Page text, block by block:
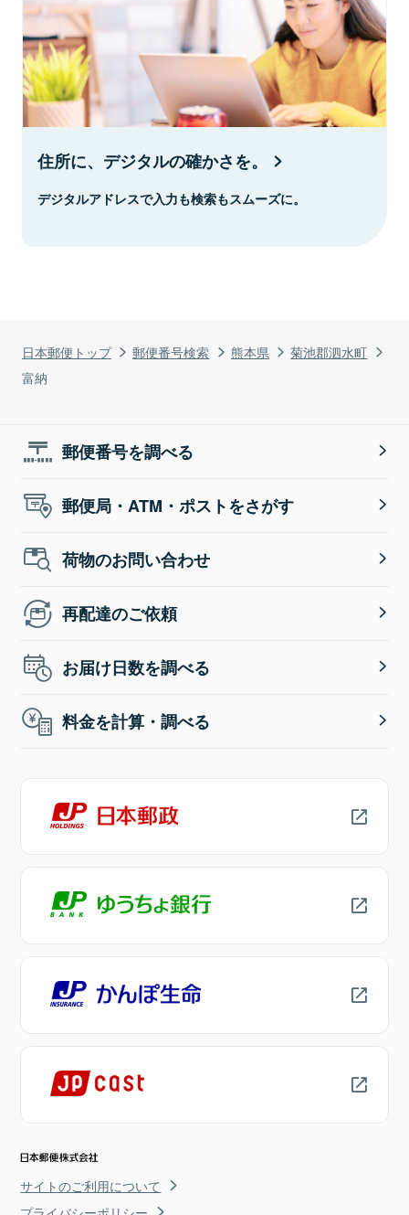
日本郵便トップ 郵便番号検索 熊本県
菊池郡泗水町
富納
住所に、デジタルの確かさを。
デジタルアドレスで入力も検索もスムーズに。
郵便番号を調べる
郵便局・ATM・ポストをさがす
荷物のお問い合わせ
再配達のご依頼
お届け日数を調べる
料金を計算・調べる
サイトのご利用について